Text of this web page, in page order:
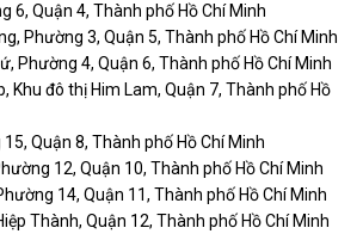
6, Quận 4, Thành phố Hồ Chí Minh
Phường 3, Quận 5, Thành phố Hồ Chí Minh
Phường 4, Quận 6, Thành phố Hồ Chí Minh
Khu đô thị Him Lam, Quận 7, Thành phố Hồ
15, Quận 8, Thành phố Hồ Chí Minh
12, Quận 10, Thành phố Hồ Chí Minh
14, Quận 11, Thành phố Hồ Chí Minh
Thành, Quận 12, Thành phố Hồ Chí Minh